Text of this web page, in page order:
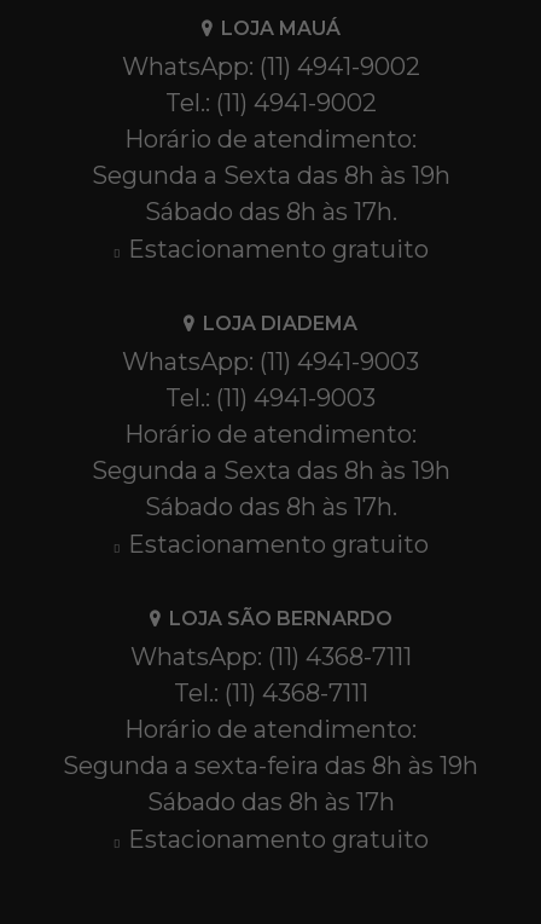
LOJA MAUÁ
WhatsApp: (11) 4941-9002
Tel.: (11) 4941-9002
Horário de atendimento:
Segunda a Sexta das 8h às 19h
Sábado das 8h às 17h.
Estacionamento gratuito
LOJA DIADEMA
WhatsApp: (11) 4941-9003
Tel.: (11) 4941-9003
Horário de atendimento:
Segunda a Sexta das 8h às 19h
Sábado das 8h às 17h.
Estacionamento gratuito
LOJA SÃO BERNARDO
WhatsApp: (11) 4368-7111
Tel.: (11) 4368-7111
Horário de atendimento:
Segunda a sexta-feira das 8h às 19h
Sábado das 8h às 17h
Estacionamento gratuito